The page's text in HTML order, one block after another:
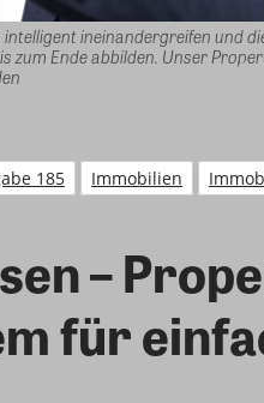
ineinandergreifen und
zum Ende abbilden. Unser
185 Immobilien
–
für